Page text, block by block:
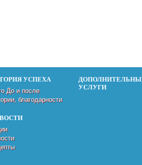
УСПЕХА
До и после
благодарности
УСЛУГИ